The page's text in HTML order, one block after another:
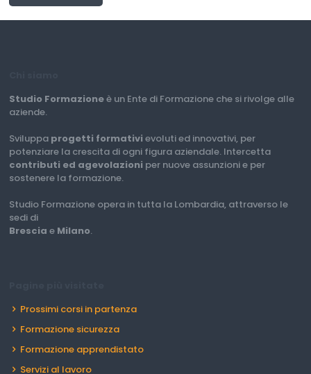
Studio Formazioneè un Ente di Formazione che si rivolge alle
aziende.
Sviluppa progetti formativi evoluti ed innovativi, per
potenziare la crescita di ogni figura aziendale. Intercetta
contributi ed agevolazioni per nuove assunzioni e per
sostenere la formazione.
Studio Formazione opera in tutta la Lombardia, attraverso le
sedi di
Brescia e Milano.
Prossimi corsi in partenza
Formazione sicurezza
Formazione apprendistato
Servizi al lavoro